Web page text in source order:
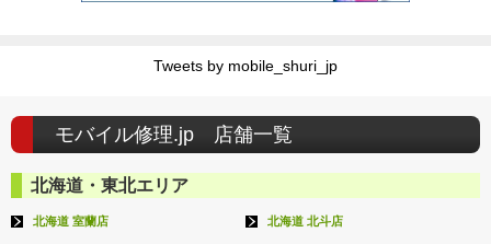
Tweets by mobile_shuri_jp
モバイル修理.jp 店舗一覧
北海道・東北エリア
北海道 室蘭店 北海道 北斗店